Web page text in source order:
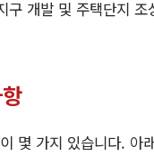
구 개발 및 주택단지
몇 가지 있습니다. 아